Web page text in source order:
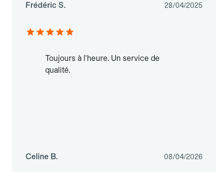
Frédéric S. 28/04/2025
Toujours à l'heure. Un service de
qualité.
Celine B. 08/04/2026